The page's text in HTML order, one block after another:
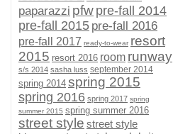
paparazzi pfw pre-fall 2014
pre-fall 2015 pre-fall 2016
pre-fall 2017 ready-to-wear resort
2015 resort 2016 room runway
s/s 2014 sasha luss september 2014
spring 2014 spring 2015
spring 2016 spring 2017 spring
summer 2015 spring summer 2016
street style street style